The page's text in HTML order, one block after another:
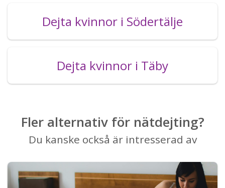
Dejta kvinnor i Södertälje
Dejta kvinnor i Täby
Fler alternativ för nätdejting?
Du kanske också är intresserad av